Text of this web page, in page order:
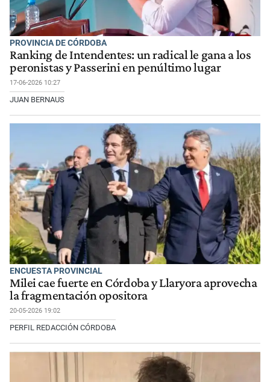
PROVINCIA DE CÓRDOBA
Ranking de Intendentes: un radical le gana a los
peronistas y Passerini en penúltimo lugar
17-06-2026 10:27
JUAN BERNAUS
ENCUESTA PROVINCIAL
Milei cae fuerte en Córdoba y Llaryora aprovecha
la fragmentación opositora
20-05-2026 19:02
PERFIL REDACCIÓN CÓRDOBA